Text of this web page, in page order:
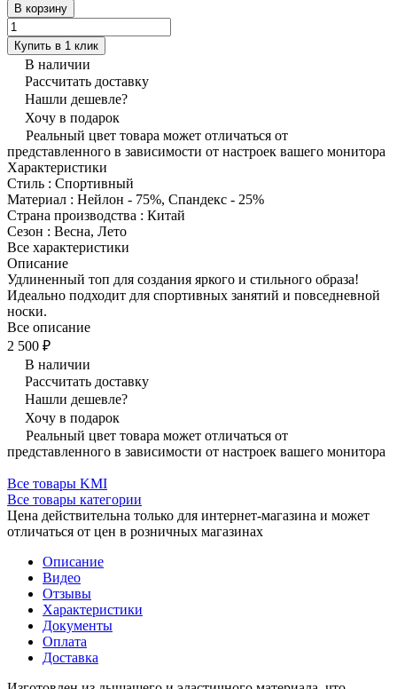
В корзину
Купить в 1 клик
В наличии
Рассчитать доставку
Нашли дешевле?
Хочу в подарок
Реальный цвет товара может отличаться от
представленного в зависимости от настроек вашего монитора
Характеристики
Стиль : Спортивный
Материал : Нейлон - 75%, Спандекс - 25%
Страна производства : Китай
Сезон : Весна, Лето
Все характеристики
Описание
Удлиненный топ для создания яркого и стильного образа!
Идеально подходит для спортивных занятий и повседневной
носки.
Все описание
2 500 ₽
В наличии
Рассчитать доставку
Нашли дешевле?
Хочу в подарок
Реальный цвет товара может отличаться от
представленного в зависимости от настроек вашего монитора
Все товары KMI
Все товары категории
Цена действительна только для интернет-магазина и может
отличаться от цен в розничных магазинах
Описание
Видео
Отзывы
Характеристики
Документы
Оплата
Доставка